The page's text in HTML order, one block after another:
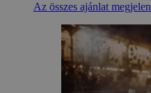
Az összes ajánlat